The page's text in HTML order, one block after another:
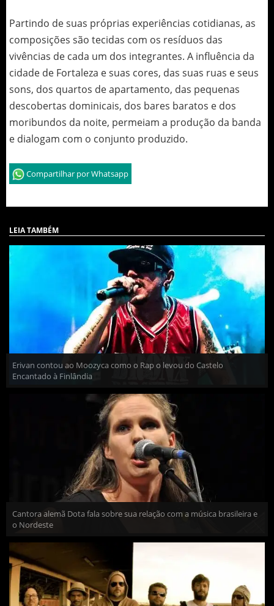
Partindo de suas próprias experiências cotidianas, as
composições são tecidas com os resíduos das
vivências de cada um dos integrantes. A influência da
cidade de Fortaleza e suas cores, das suas ruas e seus
sons, dos quartos de apartamento, das pequenas
descobertas dominicais, dos bares baratos e dos
moribundos da noite, permeiam a produção da banda
e dialogam com o conjunto produzido.
Compartilhar por Whatsapp
LEIA TAMBÉM
Erivan contou ao Moozyca como o Rap o levou do Castelo
Encantado à Finlândia
Cantora alemã Dota fala sobre sua relação com a música brasileira e
o Nordeste